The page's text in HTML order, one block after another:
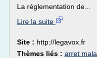
La réglementation de...
Lire la suite
Site : http://legavox.fr
Thèmes liés : arret